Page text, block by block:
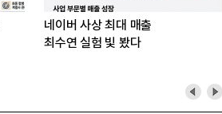
네이버 사상 최대 매출
최수연 실험 빛 봤다